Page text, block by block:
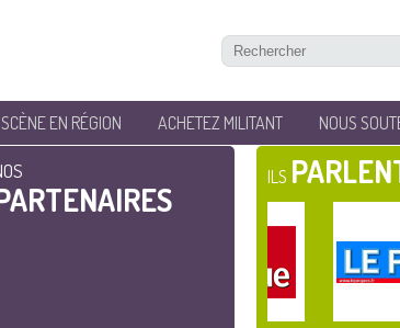
EN RÉGION ACHETEZ MILITANT NOUS
ILS